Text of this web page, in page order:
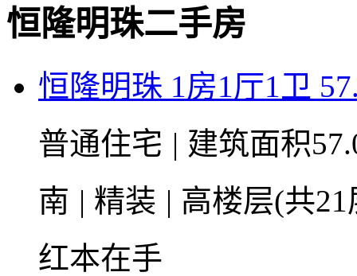
恒隆明珠二手房
恒隆明珠 1房1厅1卫
普通住宅 | 建筑面积
南 | 精装 | 高楼层(共
红本在手